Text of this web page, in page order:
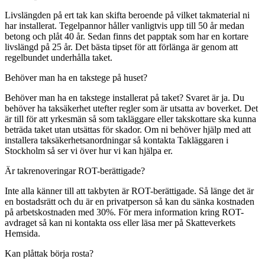
Livslängden på ert tak kan skifta beroende på vilket takmaterial ni
har installerat. Tegelpannor håller vanligtvis upp till 50 år medan
betong och plåt 40 år. Sedan finns det papptak som har en kortare
livslängd på 25 år. Det bästa tipset för att förlänga är genom att
regelbundet underhålla taket.
Behöver man ha en takstege på huset?
Behöver man ha en takstege installerat på taket? Svaret är ja. Du
behöver ha taksäkerhet utefter regler som är utsatta av boverket. Det
är till för att yrkesmän så som takläggare eller takskottare ska kunna
beträda taket utan utsättas för skador. Om ni behöver hjälp med att
installera taksäkerhetsanordningar så kontakta Takläggaren i
Stockholm så ser vi över hur vi kan hjälpa er.
Är takrenoveringar ROT-berättigade?
Inte alla känner till att takbyten är ROT-berättigade. Så länge det är
en bostadsrätt och du är en privatperson så kan du sänka kostnaden
på arbetskostnaden med 30%. För mera information kring ROT-
avdraget så kan ni kontakta oss eller läsa mer på Skatteverkets
Hemsida.
Kan plåttak börja rosta?